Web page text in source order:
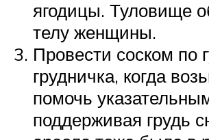
ягодицы. Туловище
телу женщины.
Провести соском по
грудничка, когда
помочь
поддерживая грудь